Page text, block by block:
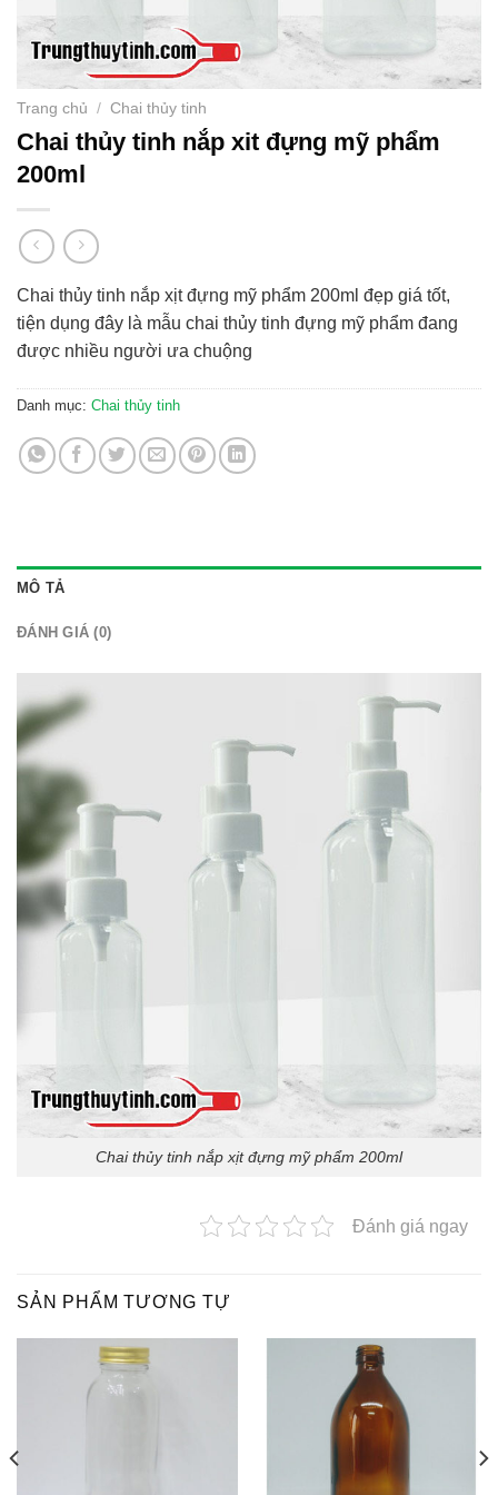
Trang chủ / Chai thủy tinh
Chai thủy tinh nắp xit đựng mỹ phẩm
200ml
Chai thủy tinh nắp xịt đựng mỹ phẩm 200ml đẹp giá tốt,
tiện dụng đây là mẫu chai thủy tinh đựng mỹ phẩm đang
được nhiều người ưa chuộng
Danh mục: Chai thủy tinh
MÔ TẢ
ĐÁNH GIÁ (0)
Chai thủy tinh nắp xịt đựng mỹ phẩm 200ml
Đánh giá ngay
SẢN PHẨM TƯƠNG TỰ